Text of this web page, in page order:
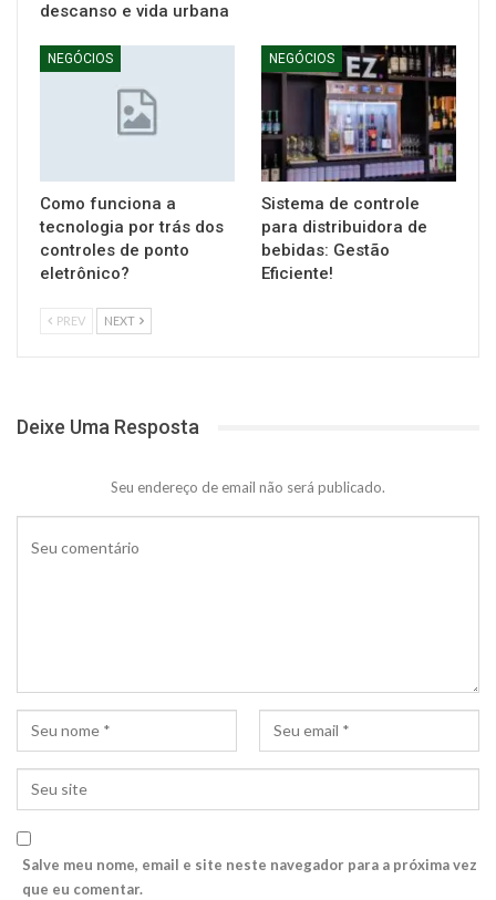
descanso e vida urbana
NEGÓCIOS
Como funciona a
tecnologia por trás dos
controles de ponto
eletrônico?
NEGÓCIOS
Sistema de controle
para distribuidora de
bebidas: Gestão
Eficiente!
PREV NEXT
Deixe Uma Resposta
Seu endereço de email não será publicado.
Salve meu nome, email e site neste navegador para a próxima vez
que eu comentar.